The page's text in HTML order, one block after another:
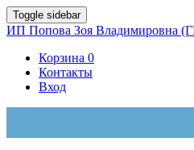
Toggle sidebar
ИП Попова Зоя Владимировна
Корзина 0
Контакты
Вход